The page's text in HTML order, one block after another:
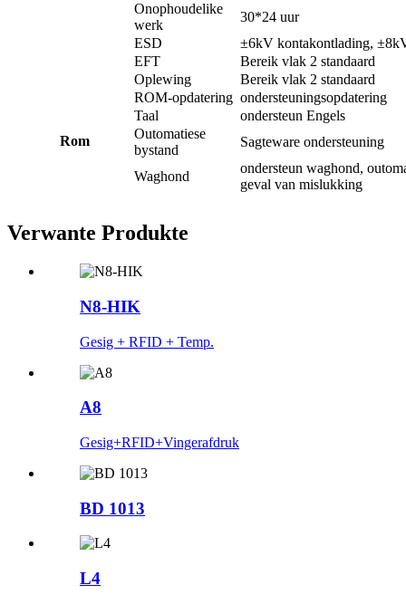
Onophoudelike
werk
30*24 uur
ESD
±6kV kontakontlading,
EFT
Bereik vlak 2 standaard
Oplewing
Bereik vlak 2 standaard
Rom
ROM-opdatering ondersteuningsopdatering
Taal
ondersteun Engels
Outomatiese
bystand
Sagteware ondersteuning
Waghond
ondersteun waghond,
geval van mislukking
Verwante Produkte
N8-HIK
Gesig + RFID + Temp.
A8
Gesig+RFID+Vingerafdruk
BD 1013
L4